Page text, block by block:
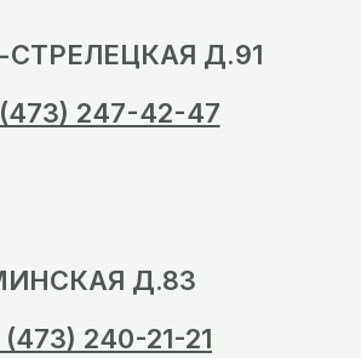
Д.91
247-42-47
Д.83
(473) 240-21-21